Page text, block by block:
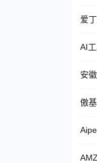
爱
AI
安
傲